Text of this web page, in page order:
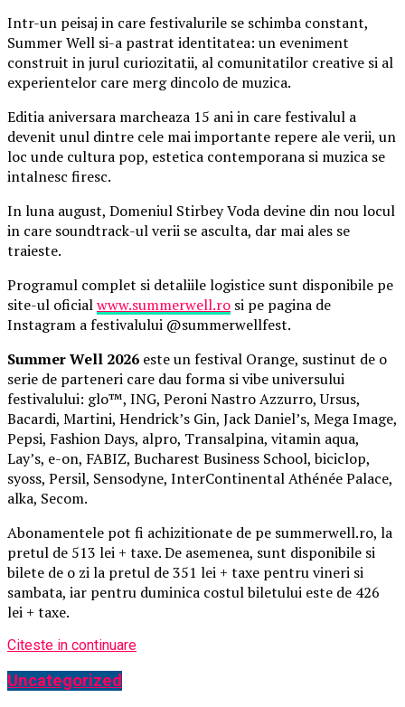
Intr-un peisaj in care festivalurile se schimba constant,
Summer Well si-a pastrat identitatea: un eveniment
construit in jurul curiozitatii, al comunitatilor creative si al
experientelor care merg dincolo de muzica.
Editia aniversara marcheaza 15 ani in care festivalul a
devenit unul dintre cele mai importante repere ale verii, un
loc unde cultura pop, estetica contemporana si muzica se
intalnesc firesc.
In luna august, Domeniul Stirbey Voda devine din nou locul
in care soundtrack-ul verii se asculta, dar mai ales se
traieste.
Programul complet si detaliile logistice sunt disponibile pe
site-ul oficialwww.summerwell.ro si pe pagina de
Instagram a festivalului @summerwellfest.
Summer Well 2026 este un festival Orange, sustinut de o
serie de parteneri care dau forma si vibe universului
festivalului: glo™, ING, Peroni Nastro Azzurro, Ursus,
Bacardi, Martini, Hendrick’s Gin, Jack Daniel’s, Mega Image,
Pepsi, Fashion Days, alpro, Transalpina, vitamin aqua,
Lay’s, e-on, FABIZ, Bucharest Business School, biciclop,
syoss, Persil, Sensodyne, InterContinental Athénée Palace,
alka, Secom.
Abonamentele pot fi achizitionate de pe summerwell.ro, la
pretul de 513 lei + taxe. De asemenea, sunt disponibile si
bilete de o zi la pretul de 351 lei + taxe pentru vineri si
sambata, iar pentru duminica costul biletului este de 426
lei + taxe.
Citeste in continuare
Uncategorized